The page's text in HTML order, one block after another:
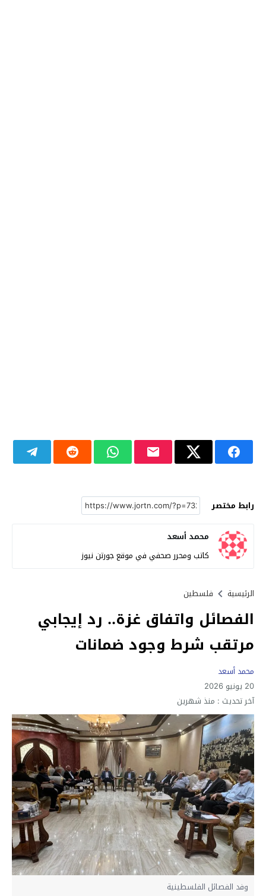
رابط مختصر
محمد أسعد
كاتب ومحرر صحفي في موقع جورتن نيوز
الرئيسية فلسطين
الفصائل واتفاق غزة.. رد إيجابي
مرتقب شرط وجود ضمانات
محمد أسعد
20 يونيو 2026
آخر تحديث : منذ شهرين
وفد الفصائل الفلسطينية